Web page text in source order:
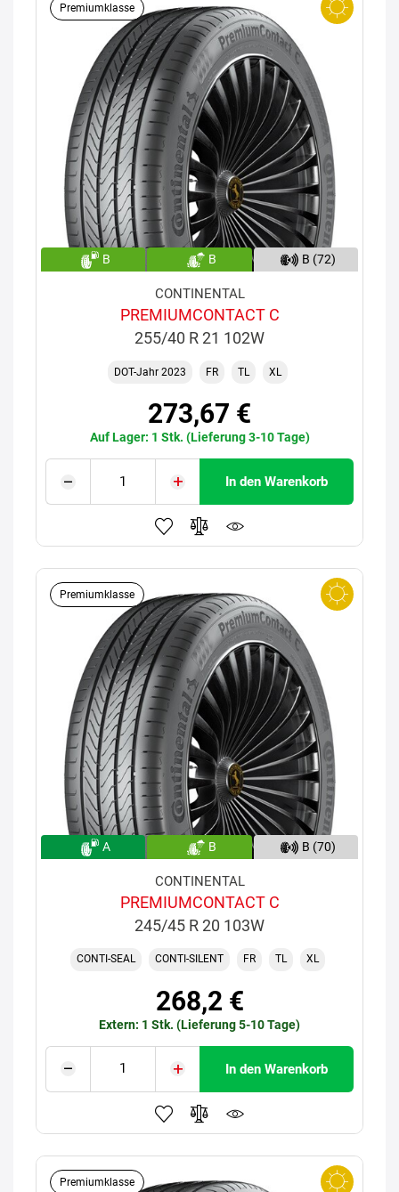
Premiumklasse
B B B (72)
CONTINENTAL
PREMIUMCONTACT C
255/40 R 21 102W
DOT-Jahr 2023 FR TL XL
273,67 €
Auf Lager: 1 Stk. (Lieferung 3-10 Tage)
In den Warenkorb
Premiumklasse
A B B (70)
CONTINENTAL
PREMIUMCONTACT C
245/45 R 20 103W
CONTI-SEAL CONTI-SILENT FR TL XL
268,2 €
Extern: 1 Stk. (Lieferung 5-10 Tage)
In den Warenkorb
Premiumklasse